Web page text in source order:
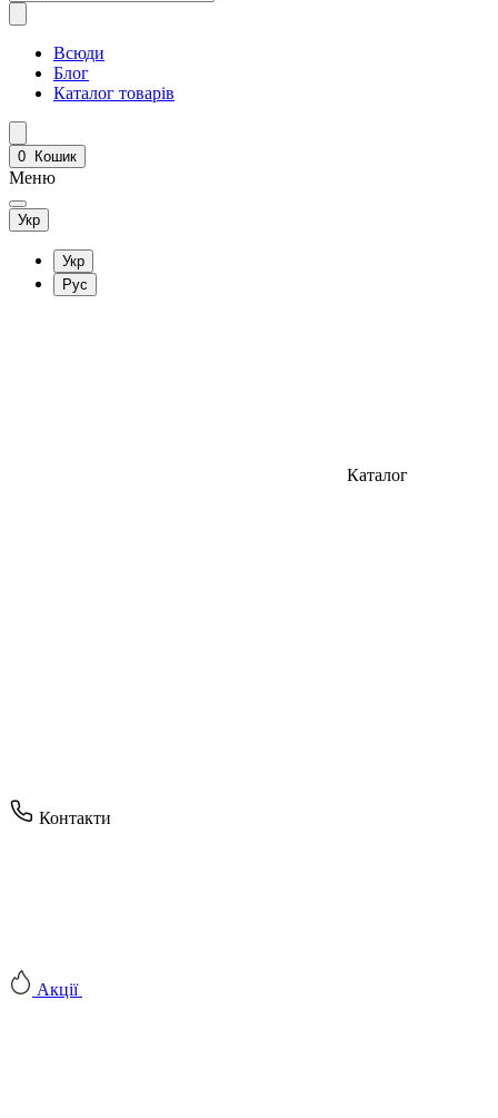
Всюди
Блог
Каталог товарів
0 Кошик
Меню
Укр
Укр
Рус
Каталог
Контакти
Акції